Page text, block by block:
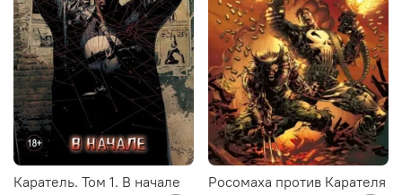
Каратель. Том 1. В начале
Росомаха против Карателя